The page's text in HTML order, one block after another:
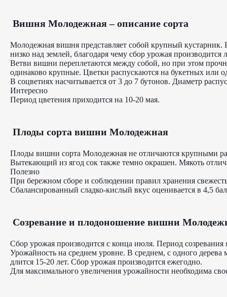
Вишня Молодежная – описание сорта
Молодежная вишня представляет собой крупный кустарник.
низко над землей, благодаря чему сбор урожая
Ветви вишни переплетаются между собой, но при этом
одинаково крупные. Цветки распускаются на букетных или
В соцветиях насчитывается от 3 до 7 бутонов. Диаметр
Интересно
Период цветения приходится на 10-20 мая.
Плоды сорта вишни Молодежная
Плоды вишни сорта Молодежная не отличаются крупными
Вытекающий из ягод сок также темно окрашен. Мякоть
Полезно
При бережном сборе и соблюдении правил хранения
Сбалансированный сладко-кислый вкус оценивается в 4,5
Созревание и плодоношение вишни
Сбор урожая производится с конца июля. Период созревания
Урожайность на среднем уровне. В среднем, с одного
длится 15-20 лет. Сбор урожая производится ежегодно.
Для максимального увеличения урожайности необходима